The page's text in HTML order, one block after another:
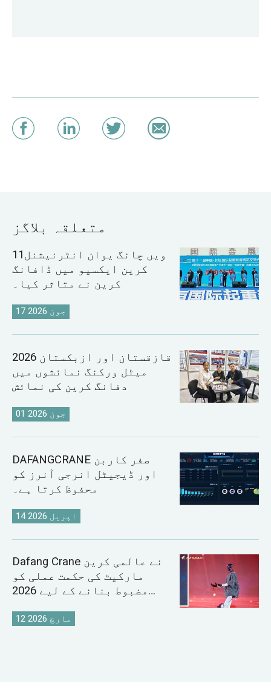
متعلقہ بلاگز
11ویں چانگ یوان انٹرنیشنل
کرین ایکسپو میں ڈافانگ
کرین نے متاثر کیا۔
17 جون 2026
2026 قازقستان اور ازبکستان
میٹل ورکنگ نمائشوں میں
دفانگ کرین کی نمائش
01 جون 2026
DAFANGCRANE صفر کاربن
اور ڈیجیٹل انرجی آنرز کو
محفوظ کرتا ہے۔
14 اپریل 2026
Dafang Crane نے عالمی کرین
مارکیٹ کی حکمت عملی کو
مضبوط بنانے کے لیے 2026
12 مارچ 2026